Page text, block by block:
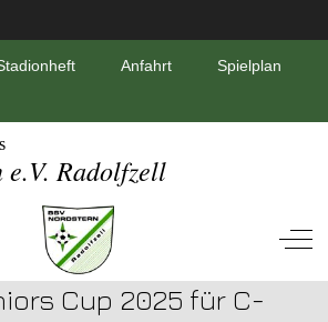
Anfahrt
Spielplan
e.V. Radolfzell
Off-
Cup 2025 für C-